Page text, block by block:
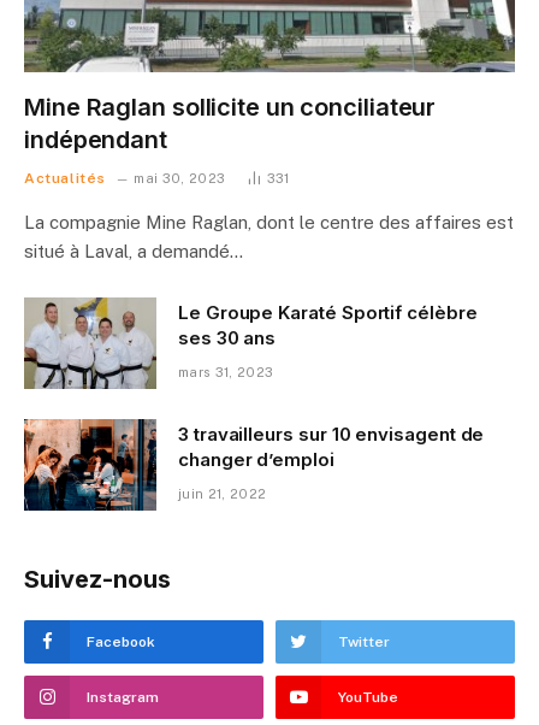
Mine Raglan sollicite un conciliateur
indépendant
Actualités mai 30, 2023 331
La compagnie Mine Raglan, dont le centre des affaires est
situé à Laval, a demandé…
Le Groupe Karaté Sportif célèbre
ses 30 ans
mars 31, 2023
3 travailleurs sur 10 envisagent de
changer d’emploi
juin 21, 2022
Suivez-nous
Facebook Twitter
Instagram YouTube